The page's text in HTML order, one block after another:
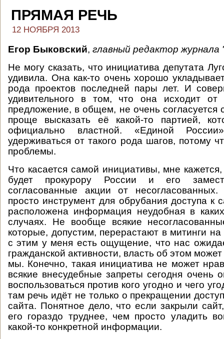
ПРЯМАЯ РЕЧЬ
12 НОЯБРЯ 2013
Егор Быковский, главный редактор журнала
Не могу сказать, что инициатива депутата
удивила. Она как-то очень хорошо
рода проектов последней пары лет. И
удивительного в том, что она исходит
предложение, в общем, не очень согласуется
проще высказать её какой-то партией,
официально властной. «Единой
удерживаться от такого рода шагов, потому
проблемы.
Что касается самой инициативы, мне кажется,
будет прокурору России и его
согласованные акции от
просто инструмент для обрубания доступа к
расположена информация неудобная в
случаях. Не вообще всякие
которые, допустим, перерастают в митинги
с этим у меня есть ощущение, что нас
гражданской активности, власть об этом
мы. Конечно, такая инициатива не может
всякие внесудебные запреты сегодня очень
воспользоваться против кого угодно и чего
там речь идёт не только о прекращении
сайта. Понятное дело, что если закрыли
его гораздо труднее, чем просто уладить
какой-то конкретной информации.